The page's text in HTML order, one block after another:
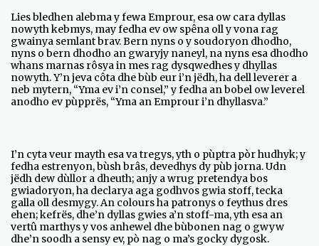
Lies bledhen alebma y fewa Emprour, esa ow cara dyllas
nowyth kebmys, may fedha ev ow spêna oll y vona rag
gwainya semlant brav. Bern nyns o y soudoryon dhodho,
nyns o bern dhodho an gwaryjy naneyl, na nyns esa dhodho
whans marnas rôsya in mes rag dysqwedhes y dhyllas
nowyth. Y’n jeva côta dhe bùb eur i’n jëdh, ha dell leverer a
neb mytern, “Yma ev i’n consel,” y fedha an bobel ow leverel
anodho ev pùpprës, “Yma an Emprour i’n dhyllasva.”
I’n cyta veur mayth esa va tregys, yth o pùptra pòr hudhyk; y
fedha estrenyon, bùsh brâs, devedhys dy pùb jorna. Udn
jëdh dew dùllor a dheuth; anjy a wrug pretendya bos
gwiadoryon, ha declarya aga godhvos gwia stoff, tecka
galla oll desmygy. An colours ha patronys o feythus dres
ehen; kefrës, dhe’n dyllas gwies a’n stoff-ma, yth esa an
vertû marthys y vos anhewel dhe bùbonen nag o gwyw
dhe’n soodh a sensy ev, pò nag o ma’s gocky dygosk.